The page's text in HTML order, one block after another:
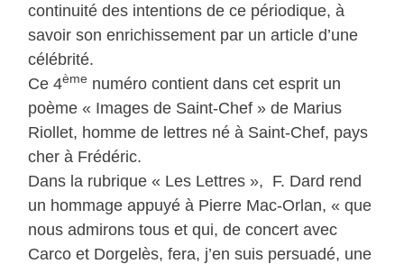
continuité des intentions de ce périodique, à
savoir son enrichissement par un article d’une
célébrité.
Ce 4ème numéro contient dans cet esprit un
poème « Images de Saint-Chef » de Marius
Riollet, homme de lettres né à Saint-Chef, pays
cher à Frédéric.
Dans la rubrique « Les Lettres », F. Dard rend
un hommage appuyé à Pierre Mac-Orlan, « que
nous admirons tous et qui, de concert avec
Carco et Dorgelès, fera, j’en suis persuadé, une